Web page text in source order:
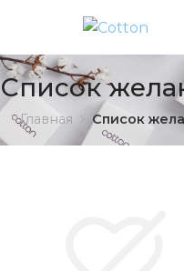
Список
Главная Список